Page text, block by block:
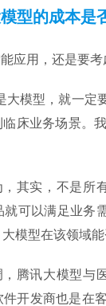
型的成本是
应用，还是要考
大模型，就一定
床业务场景。
其实，不是所
可以满足业务
模型在该领域
腾讯大模型与
开发商也是在